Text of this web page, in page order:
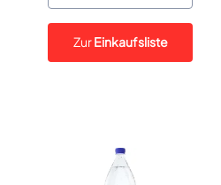
ZurEinkaufsliste